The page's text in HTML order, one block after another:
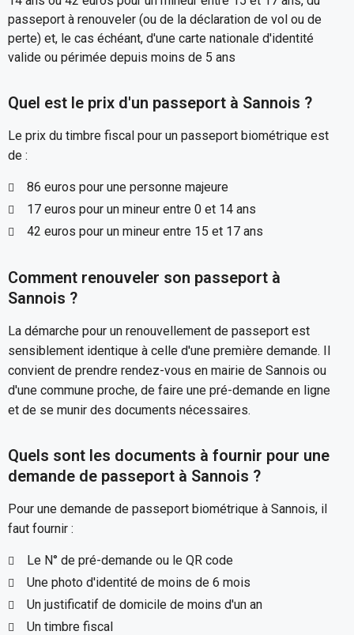
passeport à renouveler (ou de la déclaration de vol ou de
perte) et, le cas échéant, d'une carte nationale d'identité
valide ou périmée depuis moins de 5 ans
Quel est le prix d'un passeport à Sannois ?
Le prix du timbre fiscal pour un passeport biométrique est
de :
86 euros pour une personne majeure
17 euros pour un mineur entre 0 et 14 ans
42 euros pour un mineur entre 15 et 17 ans
Comment renouveler son passeport à
Sannois ?
La démarche pour un renouvellement de passeport est
sensiblement identique à celle d'une première demande. Il
convient de prendre rendez-vous en mairie de Sannois ou
d'une commune proche, de faire une pré-demande en ligne
et de se munir des documents nécessaires.
Quels sont les documents à fournir pour une
demande de passeport à Sannois ?
Pour une demande de passeport biométrique à Sannois, il
faut fournir :
Le N° de pré-demande ou le QR code
Une photo d'identité de moins de 6 mois
Un justificatif de domicile de moins d'un an
Un timbre fiscal